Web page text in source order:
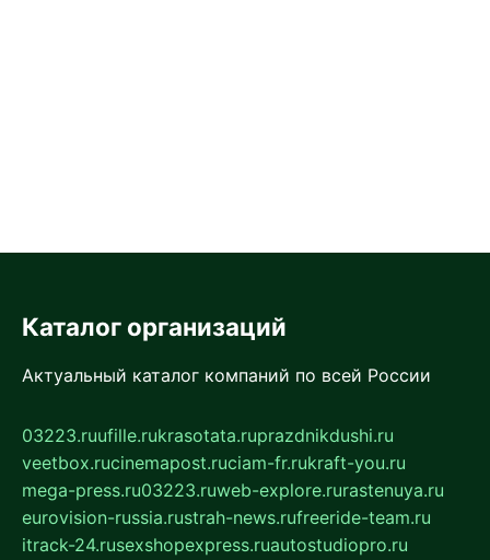
Каталог организаций
Актуальный каталог компаний по всей России
03223.ruufille.rukrasotata.ruprazdnikdushi.ru
veetbox.rucinemapost.ruciam-fr.rukraft-you.ru
mega-press.ru03223.ruweb-explore.rurastenuya.ru
eurovision-russia.rustrah-news.rufreeride-team.ru
itrack-24.rusexshopexpress.ruautostudiopro.ru